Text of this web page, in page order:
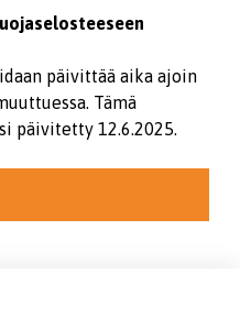
päivittää aika ajoin
Tämä
päivitetty 12.6.2025.